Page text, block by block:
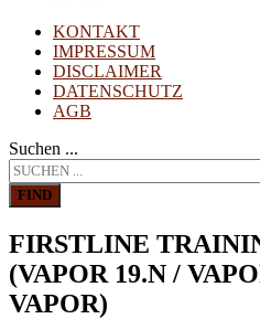
KONTAKT
IMPRESSUM
DISCLAIMER
DATENSCHUTZ
AGB
Suchen ...
FIND
FIRSTLINE
(VAPOR 19.N /
VAPOR)